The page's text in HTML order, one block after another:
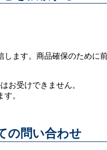
ます。商品確保のために
お受けできません。
。
の問い合わせ